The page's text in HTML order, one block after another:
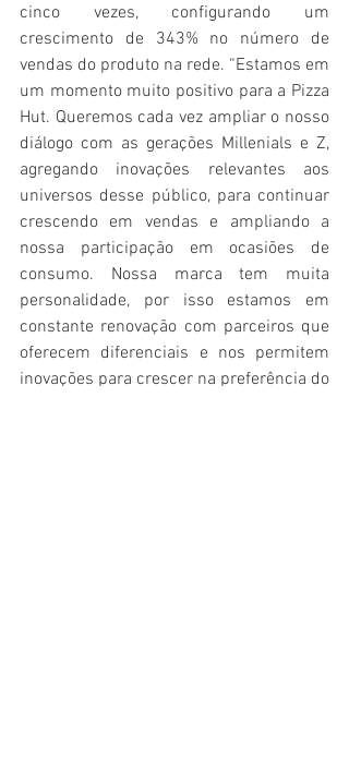
cinco vezes, configurando um
crescimento de 343% no número de
vendas do produto na rede. “Estamos em
um momento muito positivo para a Pizza
Hut. Queremos cada vez ampliar o nosso
diálogo com as gerações Millenials e Z,
agregando inovações relevantes aos
universos desse público, para continuar
crescendo em vendas e ampliando a
nossa participação em ocasiões de
consumo. Nossa marca tem muita
personalidade, por isso estamos em
constante renovação com parceiros que
oferecem diferenciais e nos permitem
inovações para crescer na preferência do